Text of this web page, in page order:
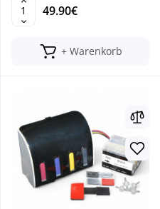
49.90€
+ Warenkorb